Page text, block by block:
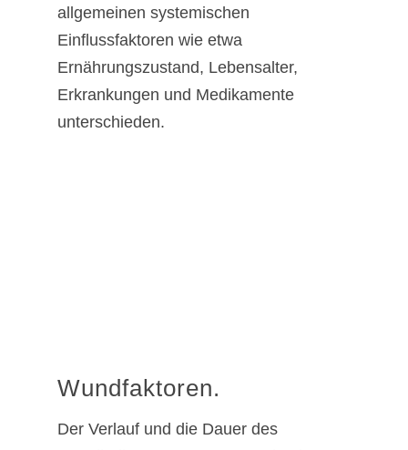
allgemeinen systemischen
Einflussfaktoren wie etwa
Ernährungszustand, Lebensalter,
Erkrankungen und Medikamente
unterschieden.
Wundfaktoren.
Der Verlauf und die Dauer des